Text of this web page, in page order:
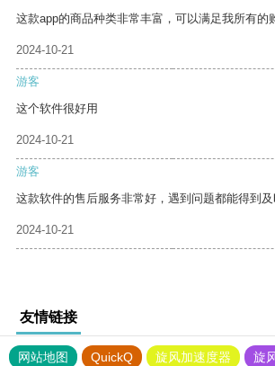
这款app的商品种类非常丰富，可以满足我所有的
2024-10-21
游客
这个软件很好用
2024-10-21
游客
这款软件的售后服务非常好，遇到问题都能得到及
2024-10-21
友情链接
网站地图 QuickQ 旋风加速度器
旋